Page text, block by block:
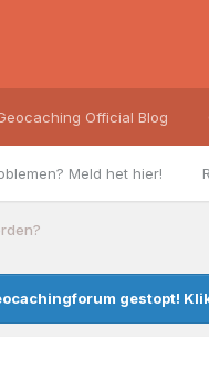
Meld het hier!
Official Blog
gestopt!